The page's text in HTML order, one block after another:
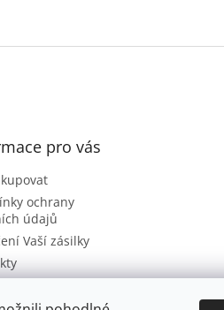
pro vás
ochrany
údajů
Vaší zásilky